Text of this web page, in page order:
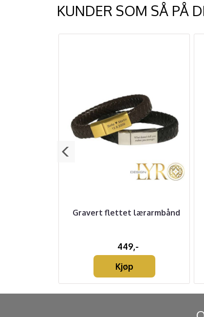
KUNDER SOM SÅ PÅ
Gravert flettet lærarmbånd
449,-
Kjøp